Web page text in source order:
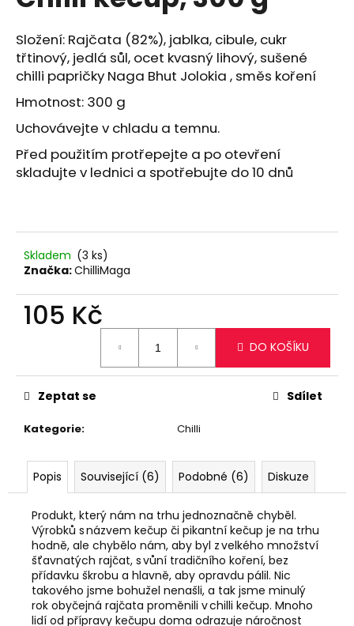
z
5
hvězdiček.
Složení: Rajčata (82%), jablka, cibule, cukr
třtinový, jedlá sůl, ocet kvasný lihový, sušené
chilli papričky Naga Bhut Jolokia , směs koření
Hmotnost: 300 g
Uchovávejte v chladu a temnu.
Před použitím protřepejte a po otevření
skladujte v lednici a spotřebujte do 10 dnů
Skladem (3 ks)
Značka:ChilliMaga
105 Kč
DO KOŠÍKU
Kategorie: Chilli
Zeptat se Sdílet
Popis Související (6) Podobné (6) Diskuze
Produkt, který nám na trhu jednoznačně chyběl.
Výrobků s názvem kečup či pikantní kečup je na trhu
hodně, ale chybělo nám, aby byl z velkého množství
šťavnatých rajčat, s vůní tradičního koření, bez
přídavku škrobu a hlavně, aby opravdu pálil. Nic
takového jsme bohužel nenašli, a tak jsme minulý
rok obyčejná rajčata proměnili v chilli kečup. Mnoho
lidí od přípravy kečupu doma odrazuje náročnost
j
í
t
?
HLEDAT
D
o
o
u
m
HOVĚZÍ
TYČINKY
PŘÍCHUTÍ
WORCESTER,
175
Kč